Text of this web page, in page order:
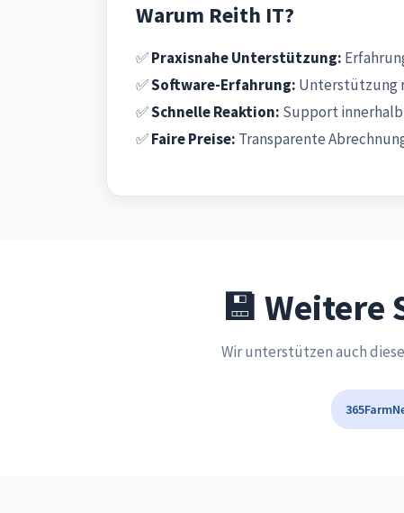
Warum Reith IT?
✅Praxisnahe Unterstützung:
✅Software-Erfahrung: Unterstützung
✅Schnelle Reaktion: Support
✅Faire Preise: Transparente
💾
Wir unterstützen auch